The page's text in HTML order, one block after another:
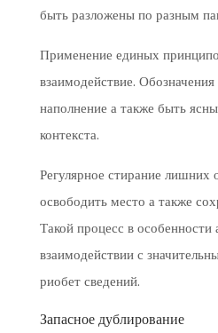
быть разложены по разным
Применение единых
взаимодействие.
наполнение а также быть
контекста.
Регулярное стирание лишних
освободить место а также
Такой процесс в особенности
взаимодействии с
риобет сведений.
Запасное дублирование